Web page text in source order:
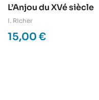
L’Anjou du XVé siècle
I. Richer
15,00 €